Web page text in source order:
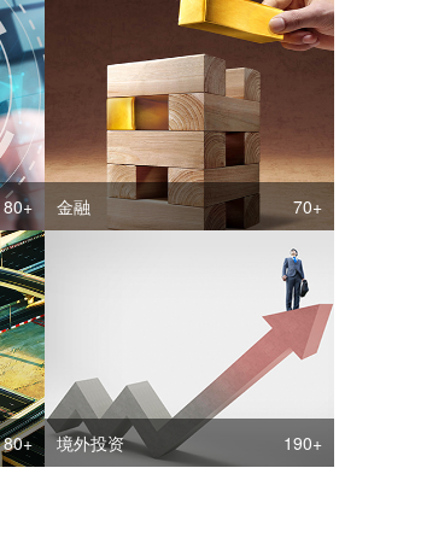
70+
金融
190+
境外投资